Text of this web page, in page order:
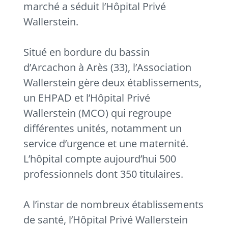
marché a séduit l’Hôpital Privé
Wallerstein.
Situé en bordure du bassin
d’Arcachon à Arès (33), l’Association
Wallerstein gère deux établissements,
un EHPAD et l’Hôpital Privé
Wallerstein (MCO) qui regroupe
différentes unités, notamment un
service d’urgence et une maternité.
L’hôpital compte aujourd’hui 500
professionnels dont 350 titulaires.
A l’instar de nombreux établissements
de santé, l’Hôpital Privé Wallerstein